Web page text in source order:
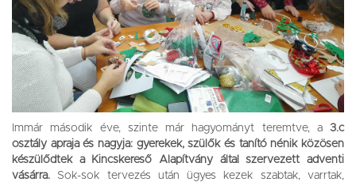
Immár második éve, szinte már hagyományt teremtve, a 3.c
osztály apraja és nagyja: gyerekek, szülők és tanító nénik közösen
készülődtek a Kincskereső Alapítvány által szervezett adventi
vásárra. Sok-sok tervezés után ügyes kezek szabtak, varrtak,